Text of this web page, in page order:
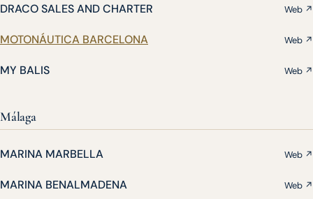
DRACO SALES AND CHARTER Web ↗
MOTONÁUTICA BARCELONA Web ↗
MY BALIS Web ↗
Málaga
MARINA MARBELLA Web ↗
MARINA BENALMADENA Web ↗